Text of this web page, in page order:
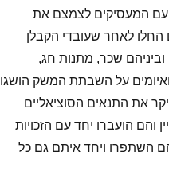
עם המעסיקים לצמצם את
החלו לאחר שעובדי הקבלן
שכר, מתנות חג,
על השבתת המשק הושגו
את התנאים הסוציאליים
והם הועברו יחד עם הזכויות
השתפרו ויחד איתם גם כל